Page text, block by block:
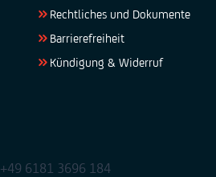
Rechtliches und Dokumente
Barrierefreiheit
Kündigung & Widerruf
+49 6181 3696 184